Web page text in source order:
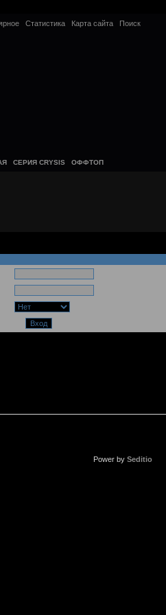
Статистика Карта сайта Поиск
СЕРИЯ CRYSIS ОФФТОП
Power by Seditio